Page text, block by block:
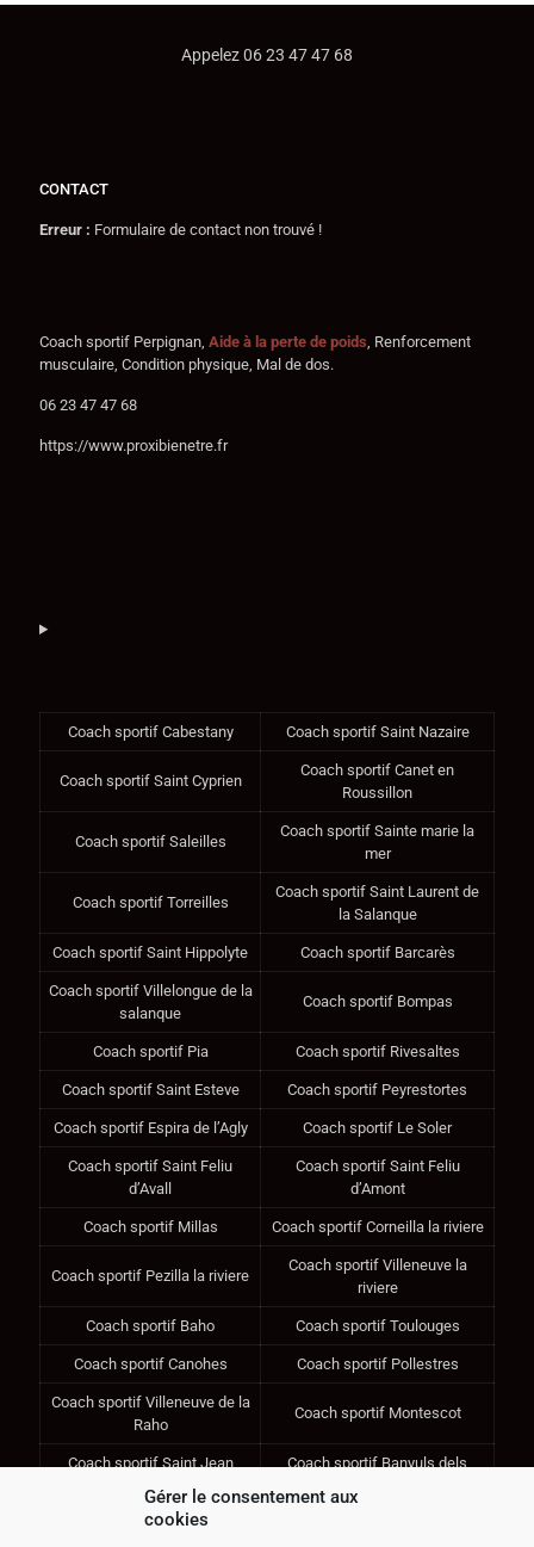
Gérer le consentement aux
cookies
Appelez 06 23 47 47 68
CONTACT
Erreur : Formulaire de contact non trouvé !
Coach sportif Perpignan, Aide à la perte de poids, Renforcement
musculaire, Condition physique, Mal de dos.
06 23 47 47 68
https://www.proxibienetre.fr
Coach sportif Cabestany Coach sportif Saint Nazaire
Coach sportif Saint Cyprien
Coach sportif Canet en
Roussillon
Coach sportif Saleilles
Coach sportif Sainte marie la
mer
Coach sportif Torreilles
Coach sportif Saint Laurent de
la Salanque
Coach sportif Saint Hippolyte Coach sportif Barcarès
Coach sportif Villelongue de la
salanque
Coach sportif Bompas
Coach sportif Pia Coach sportif Rivesaltes
Coach sportif Saint Esteve Coach sportif Peyrestortes
Coach sportif Espira de l’Agly Coach sportif Le Soler
Coach sportif Saint Feliu
d’Avall
Coach sportif Saint Feliu
d’Amont
Coach sportif Millas Coach sportif Corneilla la riviere
Coach sportif Pezilla la riviere
Coach sportif Villeneuve la
riviere
Coach sportif Baho Coach sportif Toulouges
Coach sportif Canohes Coach sportif Pollestres
Coach sportif Villeneuve de la
Raho
Coach sportif Montescot
Coach sportif Saint Jean
Lasseilles
Coach sportif Banyuls dels
Coach sportif Ponteilla